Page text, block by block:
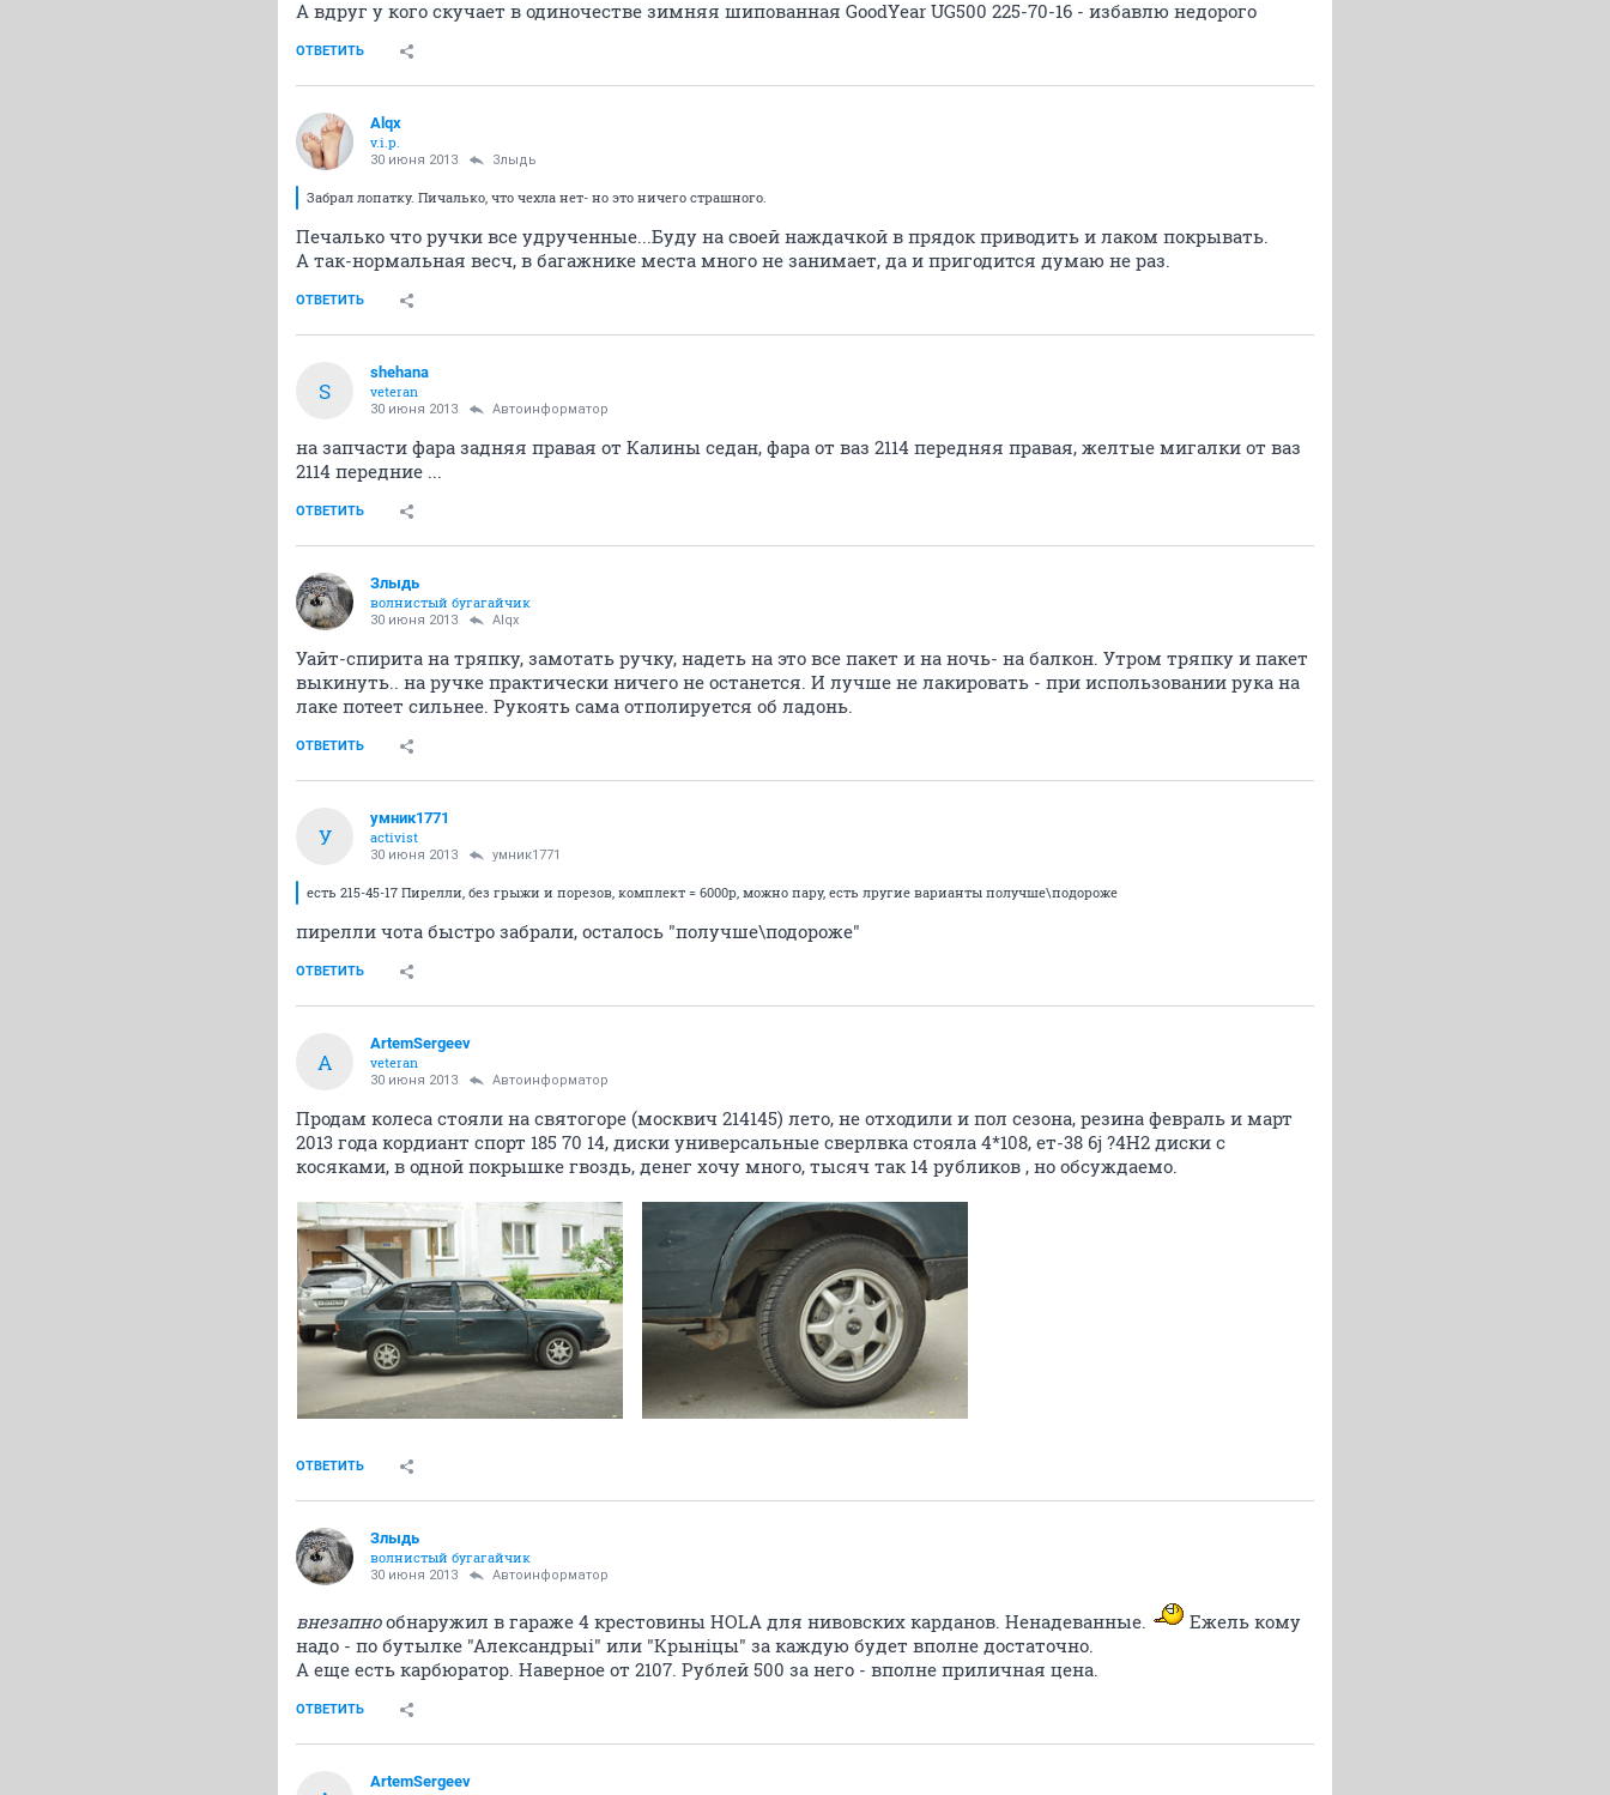
А вдруг у кого скучает в одиночестве зимняя шипованная GoodYear UG500 225-70-16 - избавлю недорого
ОТВЕТИТЬ
Alqx
v.i.p.
30 июня 2013 Злыдь
Забрал лопатку. Пичалько, что чехла нет- но это ничего страшного.
Печалько что ручки все удрученные...Буду на своей наждачкой в прядок приводить и лаком покрывать.
А так-нормальная весч, в багажнике места много не занимает, да и пригодится думаю не раз.
ОТВЕТИТЬ
S
shehana
veteran
30 июня 2013 Автоинформатор
на запчасти фара задняя правая от Калины седан, фара от ваз 2114 передняя правая, желтые мигалки от ваз
2114 передние ...
ОТВЕТИТЬ
Злыдь
волнистый бугагайчик
30 июня 2013 Alqx
Уайт-спирита на тряпку, замотать ручку, надеть на это все пакет и на ночь- на балкон. Утром тряпку и пакет
выкинуть.. на ручке практически ничего не останется. И лучше не лакировать - при использовании рука на
лаке потеет сильнее. Рукоять сама отполируется об ладонь.
ОТВЕТИТЬ
У
умник1771
activist
30 июня 2013 умник1771
есть 215-45-17 Пирелли, без грыжи и порезов, комплект = 6000р, можно пару, есть лругие варианты получше\подороже
пирелли чота быстро забрали, осталось "получше\подороже"
ОТВЕТИТЬ
A
ArtemSergeev
veteran
30 июня 2013 Автоинформатор
Продам колеса стояли на святогоре (москвич 214145) лето, не отходили и пол сезона, резина февраль и март
2013 года кордиант спорт 185 70 14, диски универсальные сверлвка стояла 4*108, ет-38 6j ?4H2 диски с
косяками, в одной покрышке гвоздь, денег хочу много, тысяч так 14 рубликов , но обсуждаемо.
ОТВЕТИТЬ
Злыдь
волнистый бугагайчик
30 июня 2013 Автоинформатор
внезапнообнаружил в гараже 4 крестовины HOLA для нивовских карданов. Ненадеванные.
Ежель кому
надо - по бутылке "Александрыi" или "Крынiцы" за каждую будет вполне достаточно.
А еще есть карбюратор. Наверное от 2107. Рублей 500 за него - вполне приличная цена.
ОТВЕТИТЬ
ArtemSergeev